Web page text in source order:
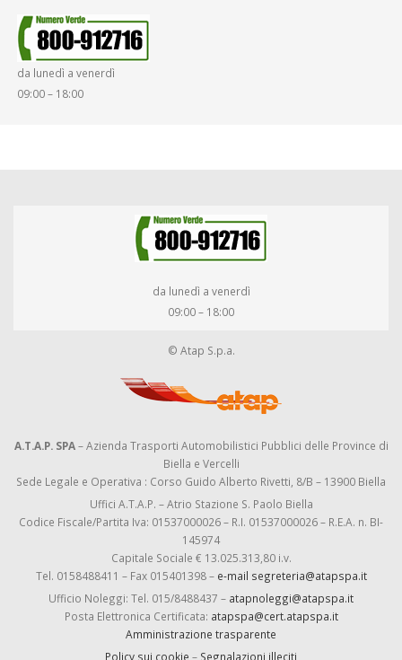
da lunedì a venerdì
09:00 – 18:00
da lunedì a venerdì
09:00 – 18:00
© Atap S.p.a.
A.T.A.P. SPA– Azienda Trasporti Automobilistici Pubblici delle Province di
Biella e Vercelli
Sede Legale e Operativa : Corso Guido Alberto Rivetti, 8/B – 13900 Biella
Uffici A.T.A.P. – Atrio Stazione S. Paolo Biella
Codice Fiscale/Partita Iva: 01537000026 – R.I. 01537000026 – R.E.A. n. BI-
145974
Capitale Sociale € 13.025.313,80 i.v.
Tel. 0158488411 – Fax 015401398 – e-mail segreteria@atapspa.it
Ufficio Noleggi: Tel. 015/8488437 – atapnoleggi@atapspa.it
Posta Elettronica Certificata: atapspa@cert.atapspa.it
Amministrazione trasparente
Policy sui cookie – Segnalazioni illeciti